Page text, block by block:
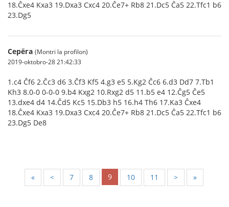
18.Ĉxe4 Kxa3 19.Dxa3 Cxc4 20.Ĉe7+ Rb8 21.Dc5 Ĉa5 22.Tfc1 b6
23.Dg5
Серёга (Montri la profilon)
2019-oktobro-28 21:42:33
1.c4 Ĉf6 2.Ĉc3 d6 3.Ĉf3 Kf5 4.g3 e5 5.Kg2 Ĉc6 6.d3 Dd7 7.Tb1
Kh3 8.0-0 0-0-0 9.b4 Kxg2 10.Rxg2 d5 11.b5 e4 12.Ĉg5 Ĉe5
13.dxe4 d4 14.Ĉd5 Kc5 15.Db3 h5 16.h4 Th6 17.Ka3 Ĉxe4
18.Ĉxe4 Kxa3 19.Dxa3 Cxc4 20.Ĉe7+ Rb8 21.Dc5 Ĉa5 22.Tfc1 b6
23.Dg5 De8
« < 7 8 9 10 11 > »